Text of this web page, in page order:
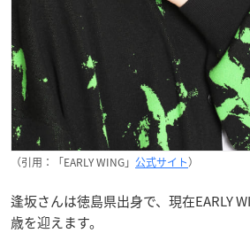
（引用：「EARLY WING」 公式サイト）
逢坂さんは徳島県出身で、現在EARLY
歳を迎えます。